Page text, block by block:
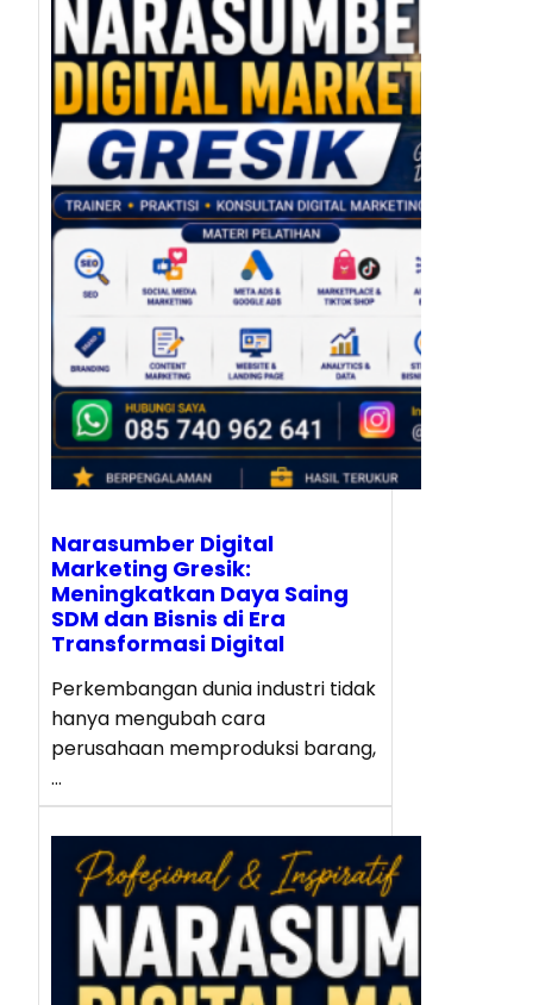
Narasumber Digital
Marketing Gresik:
Meningkatkan Daya Saing
SDM dan Bisnis di Era
Transformasi Digital
Perkembangan dunia industri tidak
hanya mengubah cara
perusahaan memproduksi barang,
…